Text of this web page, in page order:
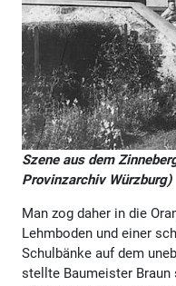
Szene aus dem
Provinzarchiv Würzburg)
Man zog daher in die Orangerie, eine alte Glashalle mit Lehmboden und einer schmutzigen Glaswand. Da die Schulbänke auf dem unebenen Lehmboden schwankten, stellte Baumeister Braun seine Gerüstbretter als Unterlage zur Verfügung. Das Frühjahr 1944 überraschte mit der Nachricht, dass ein italienisches Lazarett in der Schutzengelklasse untergebracht werden sollte. Bald rückten italienische Einheiten mit eigenem Sanitätspersonal, Chefarzt und Feldgeistlichen an. Die Verwundeten erwiesen sich als sehr dankbar und waren religiös eingestellt. Etwa 70 italienische Soldaten mit einem italienischen Chefarzt, Ober- und Assistenzarzt sowie vier italienischen Rote-Kreuz-Schwestern wurden in Zinneberg seit Mitte Januar 1945 einquartiert, da das italienische Teillazarett in München bombengeschädigt war. Die Anstaltsleitung in Zinneberg befürchtete, dass Zinneberg nun ganz italienisches Lazarett werden sollte. Chefarzt Dr. Rinecker hatte bis zur weiteren Klärung die beiden Lazarette so gut es ging getrennt und den Italienern Bau B des deutschen Lazaretts zur Verfügung gestellt. Dies bedeutete erhebliche Raumprobleme, zumal die Italiener auch eine eigene Küche brauchten. Die eingetretene Erhöhung der Belegschaft von bisher 275 Betten auf 360 Betten ohne Personal sei aber für Zinneberg wirtschaftlich untragbar, zumal auch noch ca. 150 staatliche Fürsorgezöglinge zu versorgen waren. Das Haus war außerdem auch Ausweichstation für das Erziehungsheim in München. Die Zinneberger Zöglinge wurden weitgehend zur wirtschaftlichen Versorgung des Reserve-Lazaretts eingesetzt und hatten zudem noch Beihilfe zu leisten zur Erledigung der Wehrmachtsaufträge für das Erziehungsheim München, was Besorgung der Wäsche von durchschnittlich 2.500 Wehrmachtsangehörigen wöchentlich bedeutete. Das Erziehungsheim Zinneberg sollte daher belassen werden und sogar aus anderen Heimen zu entlassende Fürsorgezöglinge, soweit nötig, zur Verfügung stehen. Im April 1945 sammelten sich in der Umgebung Glonns die flüchtenden SS-Autos. Das Lazarett Zinneberg war in einem Radius von fünf Kilometern als Sperrgebiet bzw. Seuchengebiet gekennzeichnet. Die Erregung, auch die Furcht vor den zur Arbeit eingesetzten Polen und Franzosen, stieg in den letzten Kriegstagen. Der Maurerpolier Mühlhölzl flüchtete vor SS-Truppen nach Zinneberg und bat um ein Versteck. Angesichts der Gefahr, dass die SS aus dem Raum Zinneberg heraus eine militärische Gegenaktion starten könnte, berieten sich Dr. Rinecker und Fliegergeneral Koller lange telefonisch mit dem Ebersberger Landrat. Am 30. April verließ schließlich die SS Zinneberg und wandte sich gegen Rosenheim und Kufstein. Noch am 1. Mai rückten die Amerikaner in Glonn ein und dann weiter vor, ohne das Kloster zu behelligen. Am folgenden Tag erschien eine amerikanische Abordnung im Lazarett und suchte nach Parteimitgliedern. Schleunigst legten die Offiziere der Sanitätsstaffel alle Parteiabzeichen ab und trugen nur mehr die Armbinde mit dem Roten Kreuz. Immer wieder kamen die Amerikaner in das Lazarett auf der Suche nach Nazi-Anhängern. In Glonn wurde eine amerikanische Militärregierung errichtet. In der Nacht vom 3. Mai überfielen plündernde Polen die Schießstätte und Georgenberg, wobei es zwei Tote gab. Die Polen durften zur Wiedervergeltung drei Tage plündern, mussten von ihren Arbeitgebern neu gekleidet und besser verpflegt werden. Darüber entstand große Angst in der Bevölkerung. Am 5. Mai verließen die amerikanischen Truppen Glonn Zinneberg war nicht im Geringsten belästigt worden. Ungeachtet des Kriegsendes und des Einmarsches der Amerikaner wurde in Zinneberg zunächst noch bis zum 15. Mai 1945 Unterricht gehalten man erfuhr schlichtweg erst mit zweiwöchiger Verspätung, dass die anderen Schulen auf Befehl der Amerikaner den Unterricht bereits hatten einstellen müssen. Die Lehrerschaft wurde streng auf ihre Parteitreue hin untersucht und durfte das Schulhaus nicht betreten. Zum 1. Oktober 1945 durfte der Unterricht wieder aufgenommen werden, wobei allerdings alle Schulbücher beschlagnahmt und eingestampft wurden, so dass nur die Biblische Geschichte blieb. Immerhin gab es noch einige Schulbücher aus der Zeit vor 1933, auf die man zurückgreifen konnte. Bis Ende des Schuljahres zählten die Volksschule bereits wieder 63 und die Landwirtschaftliche Berufsschule 65 Schülerinnen. Am 21. Juni 1945 wurde das gesamte Sanitätspersonal in das Gefangenenlager Aibling abtransportiert. Kurz darauf erfolgte die Ankunft eines SS-Lazarettzuges von 85